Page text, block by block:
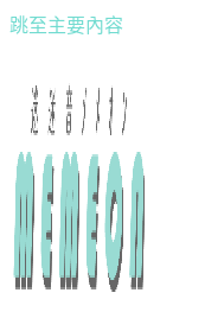
跳至主要內容